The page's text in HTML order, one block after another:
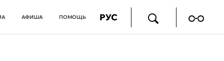
АФИША ПОМОЩЬ РУС